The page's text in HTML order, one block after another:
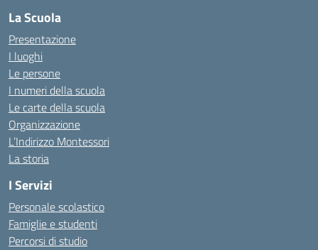
La Scuola
Presentazione
I luoghi
Le persone
I numeri della scuola
Le carte della scuola
Organizzazione
L’Indirizzo Montessori
La storia
I Servizi
Personale scolastico
Famiglie e studenti
Percorsi di studio